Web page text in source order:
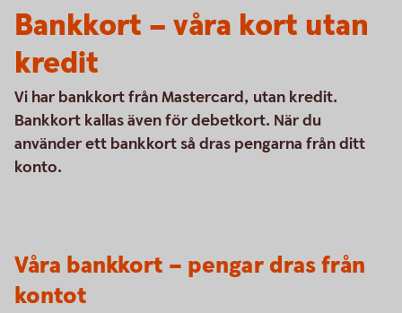
Bankkort – våra kort utan
kredit
Vi har bankkort från Mastercard, utan kredit.
Bankkort kallas även för debetkort. När du
använder ett bankkort så dras pengarna från ditt
konto.
Våra bankkort – pengar dras från
kontot